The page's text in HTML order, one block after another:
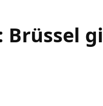
Brüssel